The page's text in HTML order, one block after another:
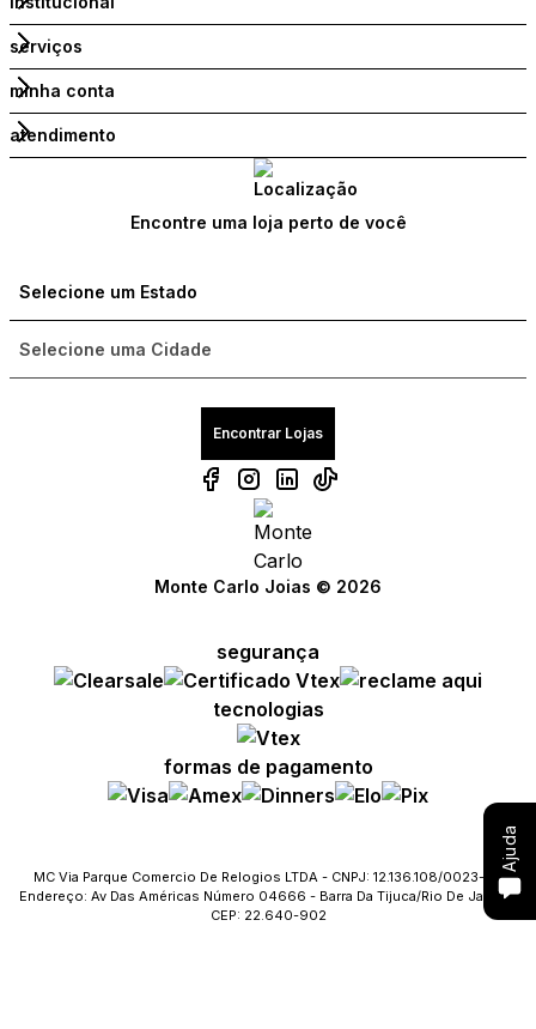
serviços
minha conta
atendimento
Encontre uma loja perto de você
Encontrar Lojas
Monte Carlo Joias © 2026
segurança
tecnologias
formas de pagamento
MC Via Parque Comercio De Relogios LTDA - CNPJ: 12.136.108/0023-09
Endereço: Av Das Américas Número 04666 - Barra Da Tijuca/Rio De Janeiro
CEP: 22.640-902
Compre com um Embaixador
Solicite troca ou devolução
Conheça o Bônus MC
Fale com o SAC
Ajuda